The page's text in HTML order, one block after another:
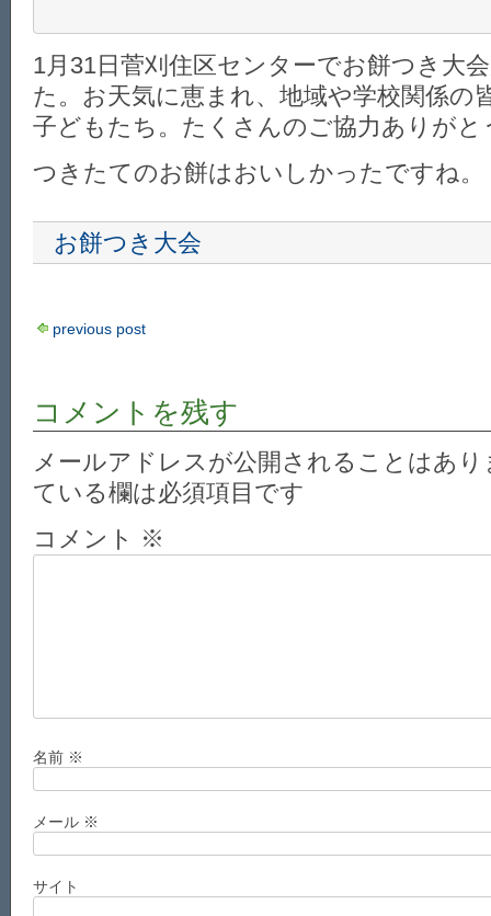
1月31日菅刈住区センターでお餅つき大
た。お天気に恵まれ、地域や学校関係の
子どもたち。たくさんのご協力ありが
つきたてのお餅はおいしかったですね。
お餅つき大会
previous post
コメントを残す
メールアドレスが公開されることはあり
ている欄は必須項目です
コメント ※
名前 ※
メール ※
サイト